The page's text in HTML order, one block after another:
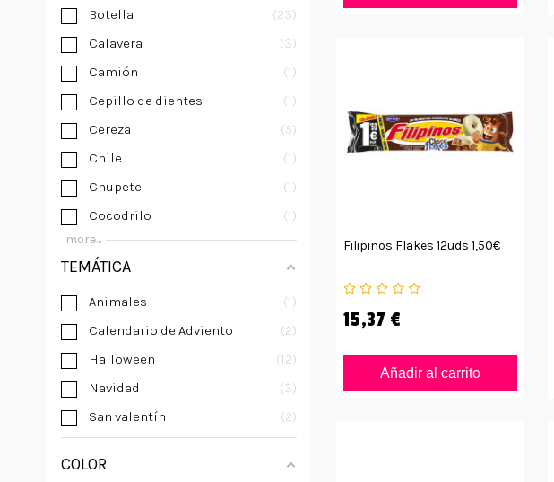
Botella
23
Calavera
3
Camión
1
Cepillo de dientes
1
Cereza
5
Chile
1
Chupete
1
Cocodrilo
1
more...
TEMÁTICA
Animales
1
Calendario de Adviento
2
Halloween
12
Navidad
3
San valentín
2
COLOR
Filipinos Flakes 12uds 1,50€
15,37 €
Añadir al carrito